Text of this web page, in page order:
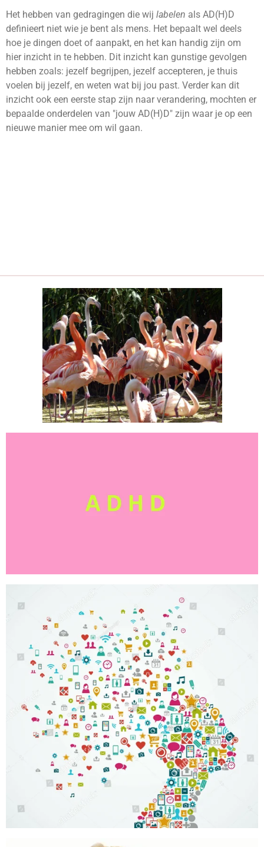
Het hebben van gedragingen die wij labelen als AD(H)D
definieert niet wie je bent als mens. Het bepaalt wel deels
hoe je dingen doet of aanpakt, en het kan handig zijn om
hier inzicht in te hebben. Dit inzicht kan gunstige gevolgen
hebben zoals: jezelf begrijpen, jezelf accepteren, je thuis
voelen bij jezelf, en weten wat bij jou past. Verder kan dit
inzicht ook een eerste stap zijn naar verandering, mochten er
bepaalde onderdelen van "jouw AD(H)D" zijn waar je op een
nieuwe manier mee om wil gaan.